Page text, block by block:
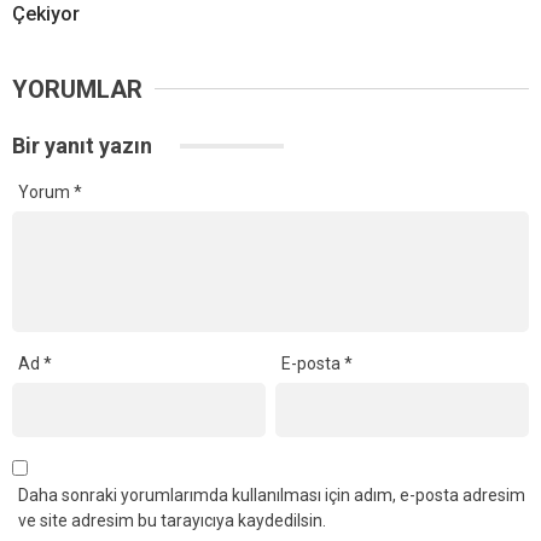
Çekiyor
YORUMLAR
Bir yanıt yazın
Yorum *
Ad * E-posta*
Daha sonraki yorumlarımda kullanılması için adım, e-posta adresim
ve site adresim bu tarayıcıya kaydedilsin.